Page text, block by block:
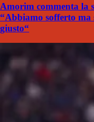
Amorim commenta la
“Abbiamo sofferto ma
giusto“